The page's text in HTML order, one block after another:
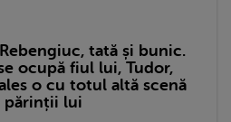
tată și bunic.
ocupă fiul lui, Tudor,
o cu totul altă scenă
părinții lui